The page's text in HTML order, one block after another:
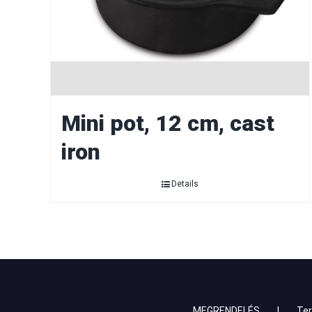
Mini pot, 12 cm, cast
iron
Details